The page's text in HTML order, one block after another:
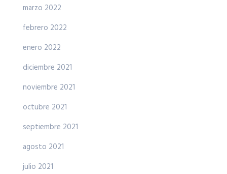
marzo 2022
febrero 2022
enero 2022
diciembre 2021
noviembre 2021
octubre 2021
septiembre 2021
agosto 2021
julio 2021